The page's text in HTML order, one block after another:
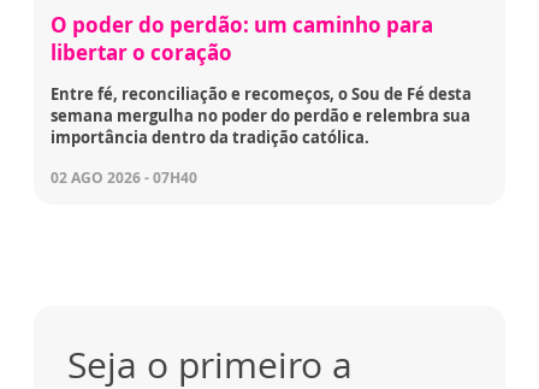
O poder do perdão: um caminho para
libertar o coração
Entre fé, reconciliação e recomeços, o Sou de Fé desta
semana mergulha no poder do perdão e relembra sua
importância dentro da tradição católica.
02 AGO 2026 - 07H40
Seja o primeiro a